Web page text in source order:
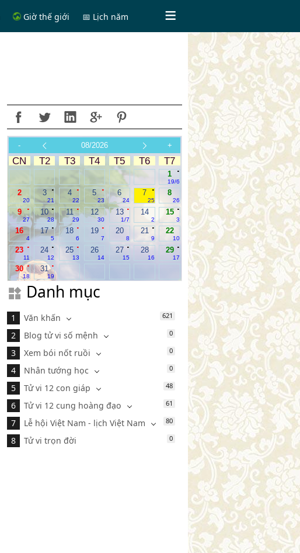
Giờ thế giới 📅 Lịch năm
- 08/2026 +
CN T2 T3 T4 T5 T6 T7
.
1
19/6
2
20
.
3
21
.
4
22
.
5
23
6
24
.
7
25
8
26
.
9
27
.
10
28
.
11
29
12
30
.
13
1/7
14
2
.
15
3
16
4
.
17
5
.
18
6
.
19
7
20
8
.
21
9
22
10
.
23
11
.
24
12
.
25
13
26
14
.
27
15
28
16
.
29
17
.
30
18
.
31
19
Danh mục
Văn khấn 621
Blog tử vi số mệnh 0
Xem bói nốt ruồi 0
Nhân tướng học 0
Tử vi 12 con giáp 48
Tử vi 12 cung hoàng đạo 61
Lễ hội Việt Nam - lịch Việt Nam 80
Tử vi trọn đời 0